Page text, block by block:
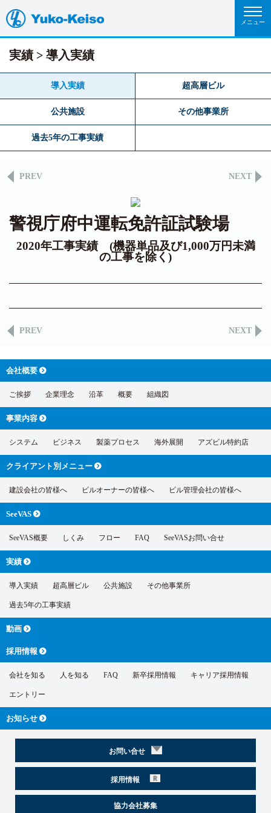
実績 導入実績
導入実績 超高層ビル
公共施設 その他事業所
過去5年の工事実績
PREV NEXT
警視庁府中運転免許証試験場
2020年工事実績 (機器単品及び1,000万円未満
の工事を除く)
PREV NEXT
会社概要
ご挨拶 企業理念 沿革 概要 組織図
事業内容
システム ビジネス 製薬プロセス 海外展開 アズビル特約店
クライアント別 メニュー
建設会社の皆様へ ビルオーナーの皆様へ ビル管理会社の皆様へ
SeeVAS
SeeVAS概要 しくみ フロー FAQ SeeVASお問い合せ
実績
導入実績 超高層ビル 公共施設 その他事業所
過去5年の工事実績
動画
採用情報
会社を知る 人を知る FAQ 新卒採用情報 キャリア採用情報
エントリー
お知らせ
お問い合せ
採用情報
協力会社募集